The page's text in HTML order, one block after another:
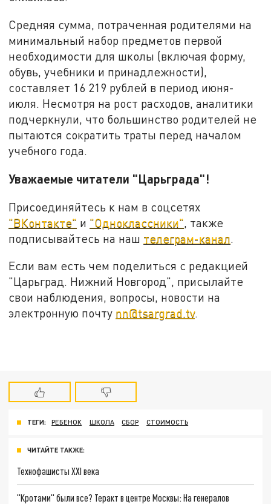
Средняя сумма, потраченная родителями на
минимальный набор предметов первой
необходимости для школы (включая форму,
обувь, учебники и принадлежности),
составляет 16 219 рублей в период июня-
июля. Несмотря на рост расходов, аналитики
подчеркнули, что большинство родителей не
пытаются сократить траты перед началом
учебного года.
Уважаемые читатели "Царьграда"!
Присоединяйтесь к нам в соцсетях
"ВКонтакте" и "Одноклассники" , также
подписывайтесь на наш телеграм-канал
Если вам есть чем поделиться с редакцией
"Царьград. Нижний Новгород", присылайте
свои наблюдения, вопросы, новости на
электронную почту nn@tsargrad.tv.
ТЕГИ: РЕБЕНОК ШКОЛА СБОР СТОИМОСТЬ
ЧИТАЙТЕ ТАКЖЕ:
Технофашисты XXI века
"Кротами" были все? Теракт в центре Москвы: На генералов